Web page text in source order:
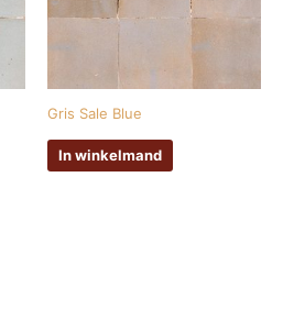
Gris Sale Blue
In winkelmand